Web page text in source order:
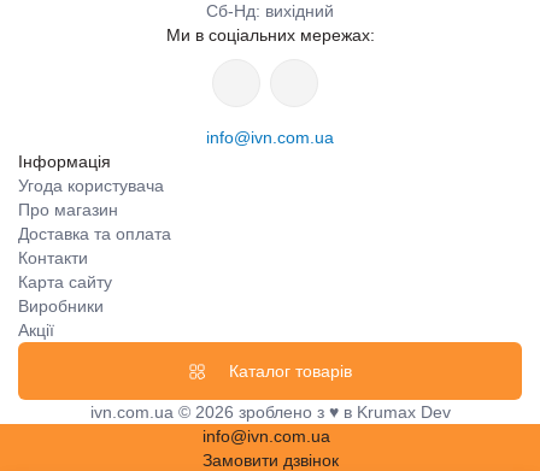
Сб-Нд: вихідний
Ми в соціальних мережах:
info@ivn.com.ua
Інформація
Угода користувача
Про магазин
Доставка та оплата
Контакти
Карта сайту
Виробники
Акції
Каталог товарів
ivn.com.ua © 2026 зроблено з ♥ в Krumax Dev
info@ivn.com.ua
Замовити дзвінок